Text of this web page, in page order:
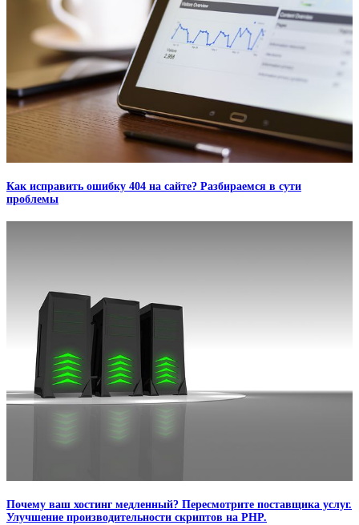
Как исправить ошибку 404 на сайте? Разбираемся в сути
проблемы
Почему ваш хостинг медленный? Пересмотрите поставщика услуг.
Улучшение производительности скриптов на PHP.